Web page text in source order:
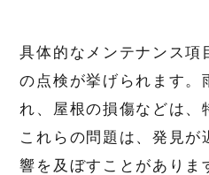
具体的なメンテナンス項
の点検が挙げられます。
れ、屋根の損傷などは、
これらの問題は、発見が
響を及ぼすことがありま